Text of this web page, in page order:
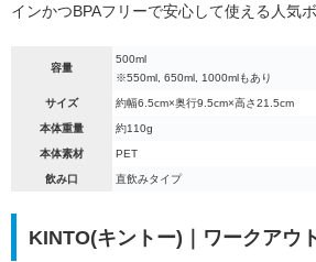
インかつBPAフリーで安心して使える人気ボ
容量
500ml
※550ml, 650ml, 1000mlもあり
サイズ 約幅6.5cm×奥行9.5cm×高さ21.5cm
本体重量 約110g
本体素材 PET
飲み口 直飲みタイプ
KINTO(キントー)｜ワークアウ